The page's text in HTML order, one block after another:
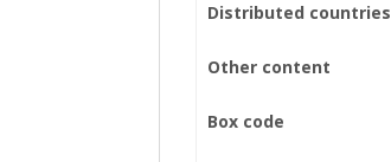
Distributed countries
Other content
Box code